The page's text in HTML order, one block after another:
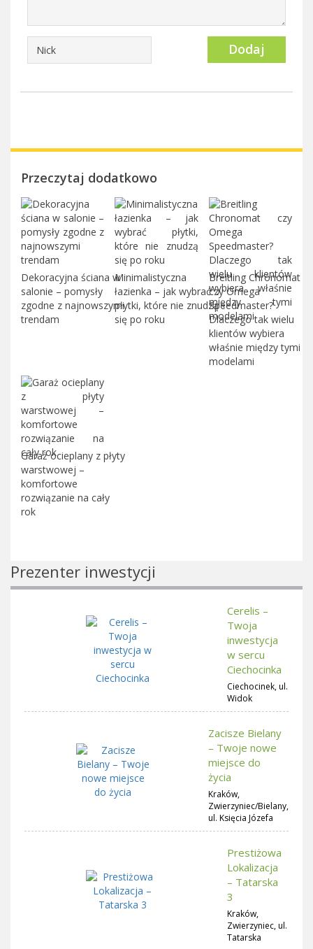
Dodaj
Przeczytaj dodatkowo
Dekoracyjna ściana w
salonie – pomysły
zgodne z najnowszymi
trendam
Minimalistyczna
łazienka – jak wybrać
płytki, które nie znudzą
się po roku
Breitling Chronomat
czy Omega
Speedmaster?
Dlaczego tak wielu
klientów wybiera
właśnie między tymi
modelami
Garaż ocieplany z płyty
warstwowej –
komfortowe
rozwiązanie na cały
rok
Prezenter inwestycji
Cerelis –
Twoja
inwestycja
w sercu
Ciechocinka
Ciechocinek, ul.
Widok
Zacisze Bielany
– Twoje nowe
miejsce do
życia
Kraków,
Zwierzyniec/Bielany,
ul. Księcia Józefa
Prestiżowa
Lokalizacja
– Tatarska
3
Kraków,
Zwierzyniec, ul.
Tatarska